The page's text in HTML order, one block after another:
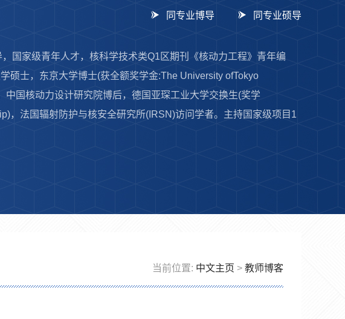
同专业博导 同专业硕导
国家级青年人才，核科学技术类Q1区期刊《核动力工程》青年编
硕士，东京大学博士(获全额奖学金:The University ofTokyo
国核动力设计研究院博后，德国亚琛工业大学交换生(奖学
，法国辐射防护与核安全研究所(IRSN)访问学者。主持国家级项目1
当前位置: 中文主页 > 教师博客